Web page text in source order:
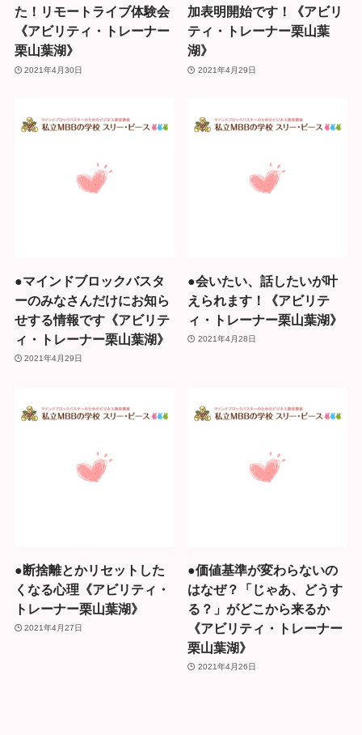
た！リモートライブ体験会
《アビリティ・トレーナー
栗山葉湖》
2021年4月30日
加表明開始です！《アビリ
ティ・トレーナー栗山葉
湖》
2021年4月29日
●マインドブロックバスタ
ーのみなさんだけにお知ら
せする情報です《アビリテ
ィ・トレーナー栗山葉湖》
2021年4月29日
●会いたい、話したいが叶
えられます！《アビリテ
ィ・トレーナー栗山葉湖》
2021年4月28日
●断捨離とかリセットした
くなる心理《アビリティ・
トレーナー栗山葉湖》
2021年4月27日
●価値基準が変わらないの
はなぜ？「じゃあ、どうす
る？」がどこから来るか
《アビリティ・トレーナー
栗山葉湖》
2021年4月26日